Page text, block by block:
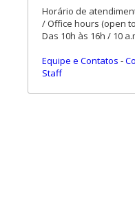
Horário de
/ Office hours (open
Das 10h às 16h / 10
Equipe e Contatos -
Staff